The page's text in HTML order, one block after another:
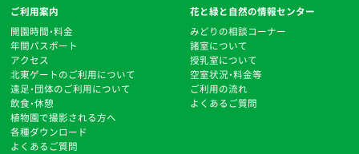
ご利用案内
開園時間・料金
年間パスポート
アクセス
北東ゲートのご利用について
遠足・団体のご利用について
飲食・休憩
植物園で撮影される方へ
各種ダウンロード
よくあるご質問
花と緑と自然の情報センター
みどりの相談コーナー
諸室について
授乳室について
空室状況・料金等
ご利用の流れ
よくあるご質問